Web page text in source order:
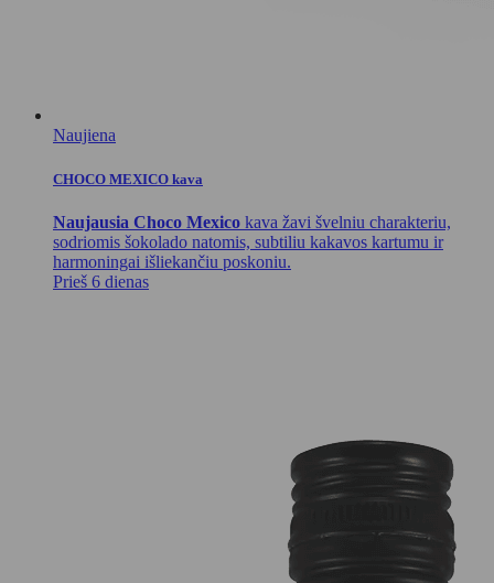
Naujiena
CHOCO MEXICO kava
Naujausia Choco Mexico kava žavi švelniu charakteriu,
sodriomis šokolado natomis, subtiliu kakavos kartumu ir
harmoningai išliekančiu poskoniu.
Prieš 6 dienas